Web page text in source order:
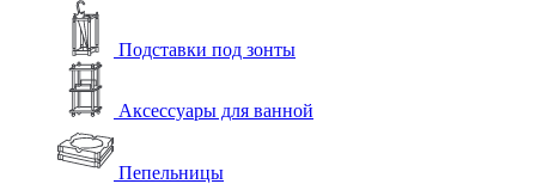
Подставки под зонты
Аксессуары для ванной
Пепельницы